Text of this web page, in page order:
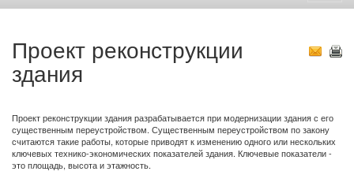
Проект реконструкции
здания
Проект реконструкции здания разрабатывается при модернизации здания с его
существенным переустройством. Существенным переустройством по закону
считаются такие работы, которые приводят к изменению одного или нескольких
ключевых технико-экономических показателей здания. Ключевые показатели -
это площадь, высота и этажность.